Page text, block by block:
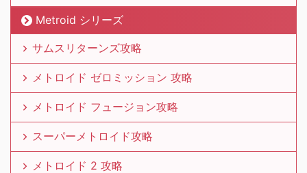
Metroid シリーズ
サムスリターンズ攻略
メトロイド ゼロミッション 攻略
メトロイド フュージョン攻略
スーパーメトロイド攻略
メトロイド 2 攻略